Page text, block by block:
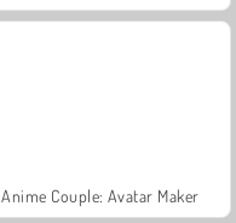
Anime Couple: Avatar Maker